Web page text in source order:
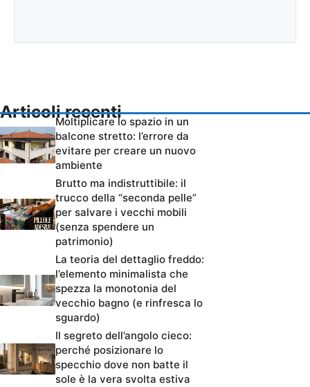
Articoli recenti
Moltiplicare lo spazio in un
balcone stretto: l’errore da
evitare per creare un nuovo
ambiente
Brutto ma indistruttibile: il
trucco della “seconda pelle”
per salvare i vecchi mobili
(senza spendere un
patrimonio)
La teoria del dettaglio freddo:
l’elemento minimalista che
spezza la monotonia del
vecchio bagno (e rinfresca lo
sguardo)
Il segreto dell’angolo cieco:
perché posizionare lo
specchio dove non batte il
sole è la vera svolta estiva